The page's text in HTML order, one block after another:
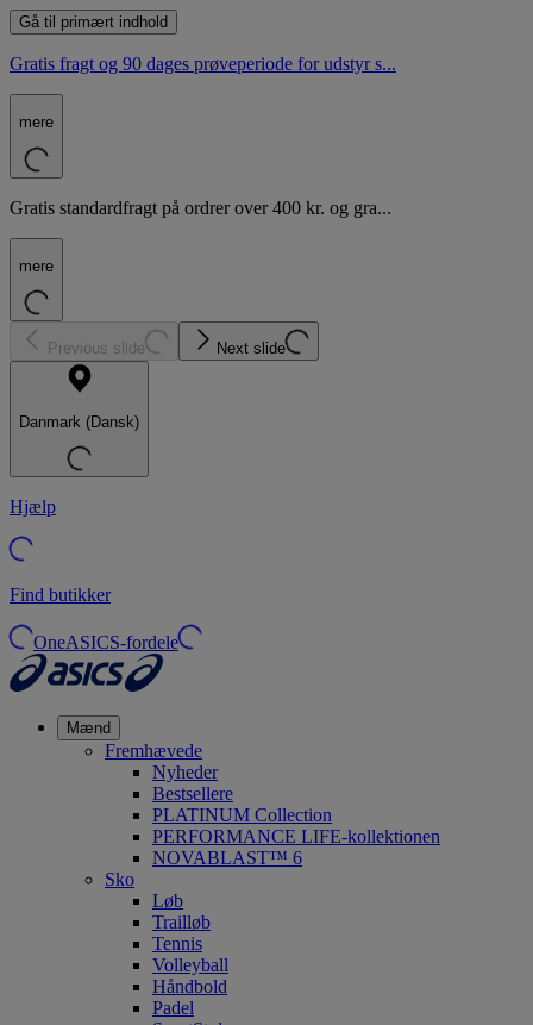
Gå til primært indhold
Gratis fragt og 90 dages prøveperiode for udstyr s...
mere
Gratis standardfragt på ordrer over 400 kr. og gra...
mere
Previous slide Next slide
Danmark (Dansk)
Hjælp
Find butikker
OneASICS-fordele
Mænd
Fremhævede
Nyheder
Bestsellere
PLATINUM Collection
PERFORMANCE LIFE-kollektionen
NOVABLAST™ 6
Sko
Løb
Trailløb
Tennis
Volleyball
Håndbold
Padel